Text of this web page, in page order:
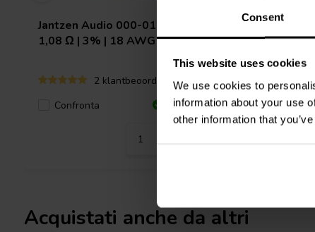
Consent
This website uses cookies
We use cookies to
information about your use
other information that
Jantzen Audio 000-0167 | 3,6 mH |
1,08 Ω | 3% | 18 AWG
2 klantbeoordelingen
Confronta
8 Disponibile
Jantzen
| 0,64 Ω
Acquistati anche da altri